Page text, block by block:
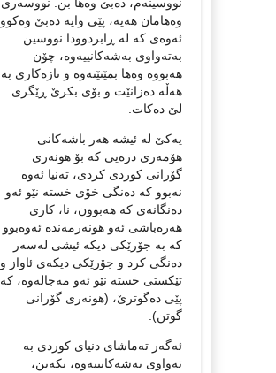
وه‌هامان هه‌یه‌، پێی وایه‌ ده‌بێ وه‌كوو
ئه‌وه‌ی كه‌ له‌ ڕابردوودا نووسین
به‌ته‌واوی به‌شه‌كانییه‌وه‌، چۆن
هه‌بووه‌ وه‌ها بمێنێته‌وه‌ و تازه‌كاری به‌
هه‌ڵه‌ ده‌زانێت و بۆی بكرێ ڕێگری
لێ ده‌كات.
یه‌كێ له‌ ئیشه‌ هه‌ر باشه‌كانی
هۆمه‌ری دزه‌یی كه‌ بۆ هونه‌ری
گۆرانی كوردی كردی، ته‌نیا ئه‌وه‌
نه‌بوو كه‌ ده‌نگی خۆی خسته‌ نێو ئه‌و
ده‌نگانه‌ی كه‌ هه‌بوون، نا، كاری
هه‌ره‌باشی ئه‌و هونه‌رمه‌نده ئه‌وه‌بوو
كه‌ به‌ جۆرێكی دیكه‌ ئیشی له‌سه‌ر
ده‌نگی كرد و جۆرێكی دیكه‌ی ئاواز و
تێكستی خسته‌ نێو ئه‌و مه‌جاله‌وه‌، كه‌
پێی ده‌گوترێ، (هونه‌ری گۆرانی
گوتن).
ئه‌گه‌ر ته‌ماشای دنیای كوردی به‌
ته‌واوی به‌شه‌كانییه‌وه‌، بكه‌ین،‌